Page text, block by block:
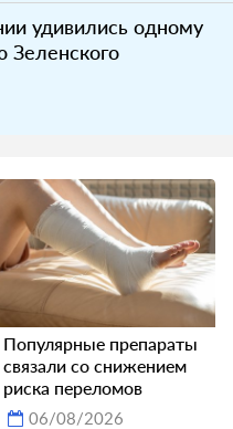
удивились одному
Зеленского
Популярные препараты
связали со снижением
риска переломов
06/08/2026